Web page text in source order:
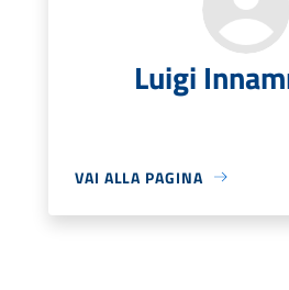
Luigi
VAI ALLA PAGINA